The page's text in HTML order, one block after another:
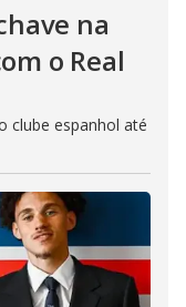
na
o Real
clube espanhol até